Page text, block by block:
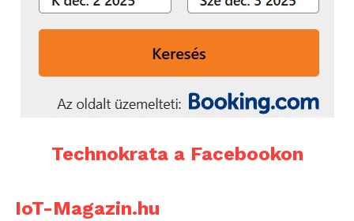
Technokrata a Facebookon
IoT-Magazin.hu